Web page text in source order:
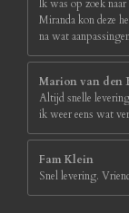
Ik was op zoek
Miranda kon deze
na wat
Marion van den
Altijd snelle
ik weer eens wat
Fam Klein
Snel levering.